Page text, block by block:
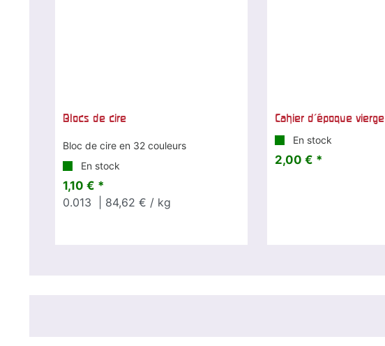
Blocs de cire
Bloc de cire en 32 couleurs
En stock
1,10 € *
0.013
| 84,62 € / kg
Cahier d'époque vierge
En stock
2,00 € *